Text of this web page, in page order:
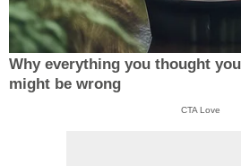
Why everything you thought
might be wrong
CTA Love